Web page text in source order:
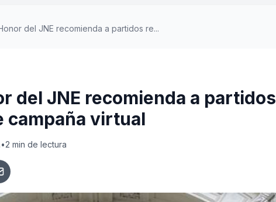
del JNE recomienda a partidos re...
del JNE recomienda a partidos
campaña virtual
•2 min de lectura